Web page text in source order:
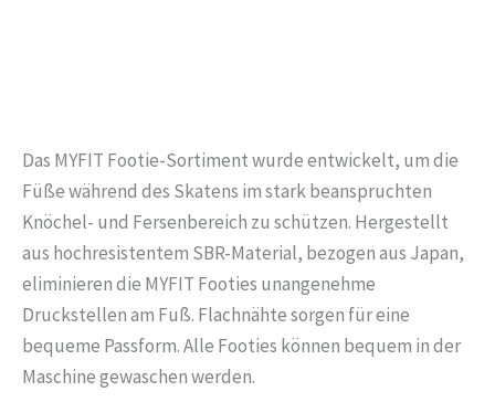
Das MYFIT Footie-Sortiment wurde entwickelt, um die
Füße während des Skatens im stark beanspruchten
Knöchel- und Fersenbereich zu schützen. Hergestellt
aus hochresistentem SBR-Material, bezogen aus Japan,
eliminieren die MYFIT Footies unangenehme
Druckstellen am Fuß. Flachnähte sorgen für eine
bequeme Passform. Alle Footies können bequem in der
Maschine gewaschen werden.